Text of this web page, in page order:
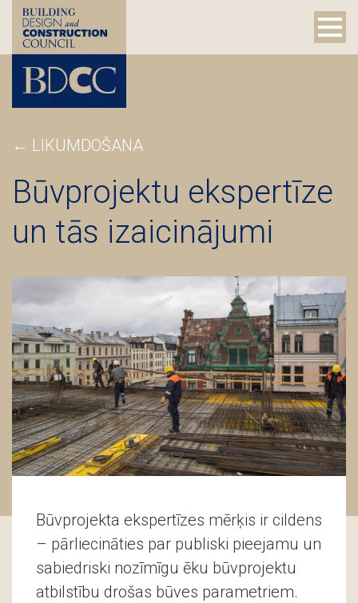
← LIKUMDOŠANA
Būvprojektu ekspertīze
un tās izaicinājumi
Būvprojekta ekspertīzes mērķis ir cildens
– pārliecināties par publiski pieejamu un
sabiedriski nozīmīgu ēku būvprojektu
atbilstību drošas būves parametriem.